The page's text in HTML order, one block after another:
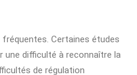
Certaines études
une difficulté à reconnaître la
de régulation